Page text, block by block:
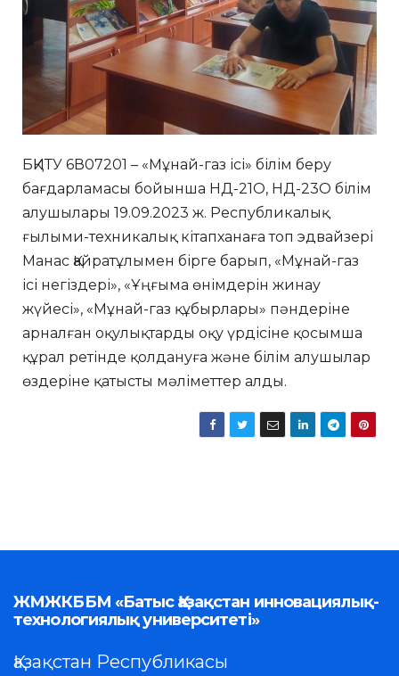
БҚИТУ 6В07201 – «Мұнай-газ ісі» білім беру
бағдарламасы бойынша НД-21О, НД-23О білім
алушылары 19.09.2023 ж. Республикалық
ғылыми-техникалық кітапханаға топ эдвайзері
Манас Қайратұлымен бірге барып, «Мұнай-газ
ісі негіздері», «Ұңғыма өнімдерін жинау
жүйесі», «Мұнай-газ құбырлары» пәндеріне
арналған оқулықтарды оқу үрдісіне қосымша
құрал ретінде қолдануға және білім алушылар
өздеріне қатысты мәліметтер алды.
ЖМЖКББМ «Батыс Қазақстан инновациялық-
технологиялық университеті»
Қазақстан Республикасы